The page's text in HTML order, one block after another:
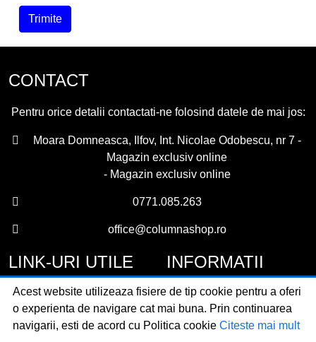
Trimite
CONTACT
Pentru orice detalii contactati-ne folosind datele de mai jos:
Moara Domneasca, Ilfov, Int. Nicolae Odobescu, nr 7 -
Magazin exclusiv online
- Magazin exclusiv online
0771.085.263
office@columnashop.ro
LINK-URI UTILE
Acasa
Despre noi
Categorii
INFORMATII
Garantie si service
Detalii livrare
Confidentialitate
Acest website utilizeaza fisiere de tip cookie pentru a oferi
o experienta de navigare cat mai buna. Prin continuarea
navigarii, esti de acord cu Politica cookie Citeste mai mult